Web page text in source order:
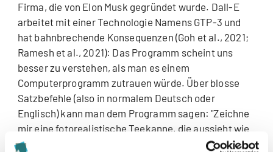
Firma, die von Elon Musk gegründet wurde. Dall-E
arbeitet mit einer Technologie Namens GTP-3 und
hat bahnbrechende Konsequenzen (Goh et al., 2021;
Ramesh et al., 2021): Das Programm scheint uns
besser zu verstehen, als man es einem
Computerprogramm zutrauen würde. Über blosse
Satzbefehle (also in normalem Deutsch oder
Englisch) kann man dem Programm sagen: "Zeichne
mir eine fotorealistische Teekanne, die aussieht wie
eine Avocado". Der Algorithmus sucht dann im